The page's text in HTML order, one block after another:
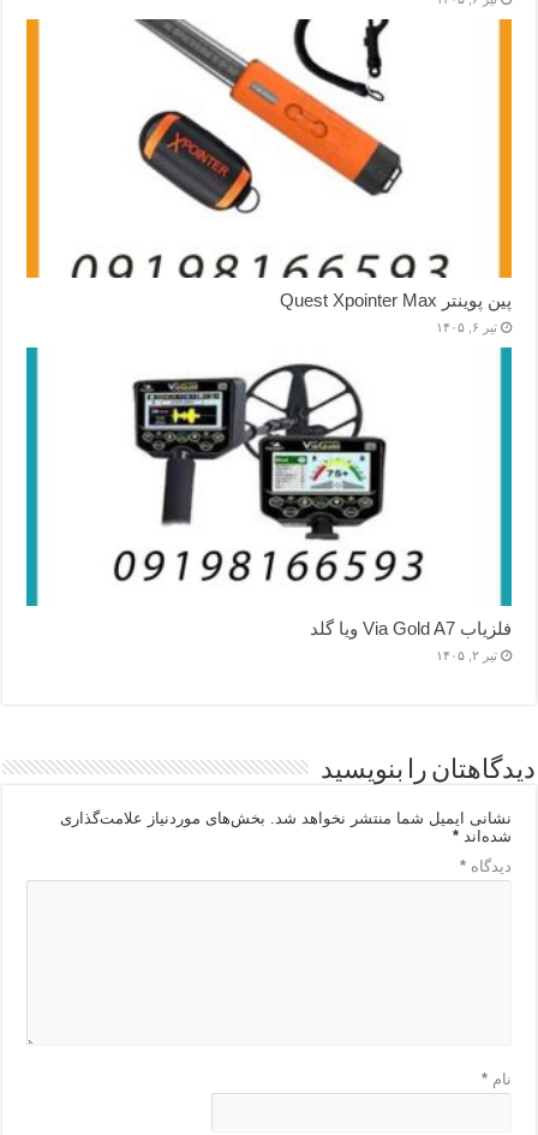
پین پوینتر Quest Xpointer Max
تیر ۶, ۱۴۰۵
فلزیاب Via Gold A7 ویا گلد
تیر ۲, ۱۴۰۵
دیدگاهتان را بنویسید
نشانی ایمیل شما منتشر نخواهد شد.
بخش‌های موردنیاز علامت‌گذاری
شده‌اند*
دیدگاه*
نام*